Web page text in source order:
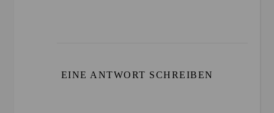
EINE ANTWORT SCHREIBEN